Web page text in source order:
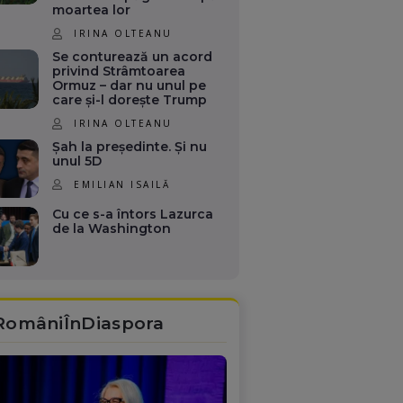
moartea lor
IRINA OLTEANU
Se conturează un acord
privind Strâmtoarea
Ormuz – dar nu unul pe
care și-l dorește Trump
IRINA OLTEANU
Șah la președinte. Și nu
unul 5D
EMILIAN ISAILĂ
Cu ce s-a întors Lazurca
de la Washington